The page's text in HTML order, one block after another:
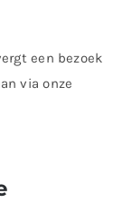
een bezoek
via onze